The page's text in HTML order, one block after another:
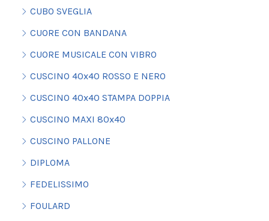
CUBO SVEGLIA
CUORE CON BANDANA
CUORE MUSICALE CON VIBRO
CUSCINO 40x40 ROSSO E NERO
CUSCINO 40x40 STAMPA DOPPIA
CUSCINO MAXI 80x40
CUSCINO PALLONE
DIPLOMA
FEDELISSIMO
FOULARD